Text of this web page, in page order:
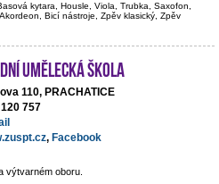
kytara, Housle, Viola, Trubka, Saxofon,
Bicí nástroje, Zpěv klasický, Zpěv
umělecká škola
110, PRACHATICE
757
, Facebook
výtvarném oboru.